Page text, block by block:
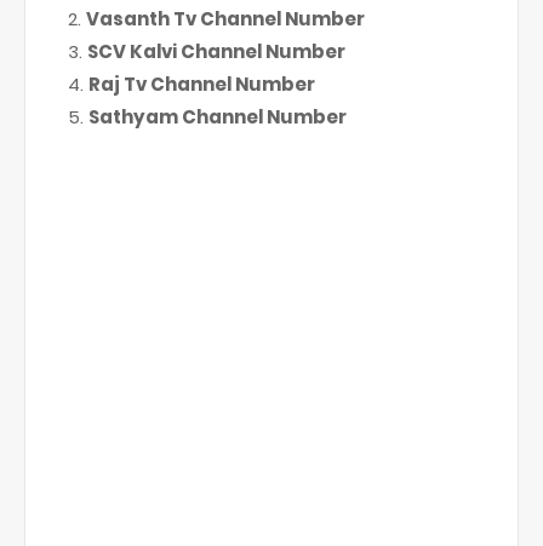
Vasanth Tv Channel Number
SCV Kalvi Channel Number
Raj Tv Channel Number
Sathyam Channel Number